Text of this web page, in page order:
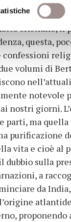
cristiano, il
questa,
confessioni
volumi di
notevole
nostri giorni.
parti, ma
purificazione
vita e cioè al
sulla
a
da